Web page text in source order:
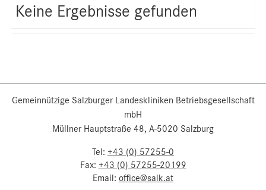
Keine Ergebnisse gefunden
Gemeinnützige Salzburger Landeskliniken Betriebsgesellschaft
mbH
Müllner Hauptstraße 48, A-5020 Salzburg
Tel: +43 (0) 57255-0
Fax: +43 (0) 57255-20199
Email: office@salk.at